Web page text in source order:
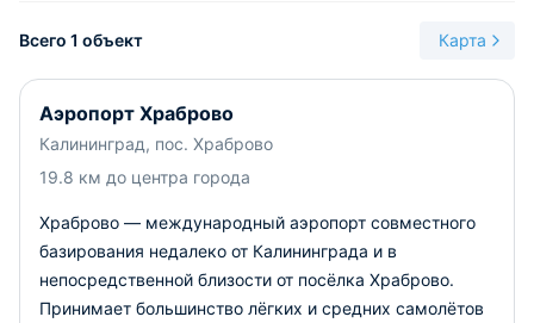
Всего 1 объект Карта
Аэропорт Храброво
Калининград, пос. Храброво
19.8 км до центра города
Храброво — международный аэропорт совместного
базирования недалеко от Калининграда и в
непосредственной близости от посёлка Храброво.
Принимает большинство лёгких и средних самолётов